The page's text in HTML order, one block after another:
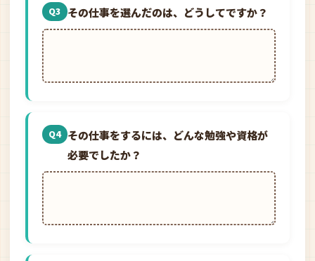
Q3 その仕事を選んだのは、どうしてですか？
Q4 その仕事をするには、どんな勉強や資格が
必要でしたか？